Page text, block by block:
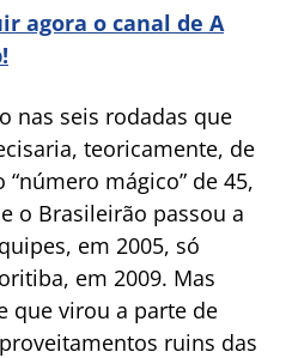
agora o canal de A
nas seis rodadas que
teoricamente, de
mágico” de 45,
o Brasileirão passou a
em 2005, só
em 2009. Mas
que virou a parte de
ruins das